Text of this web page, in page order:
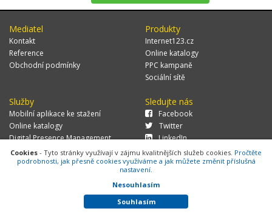
Mediatel
Kontakt
Reference
Obchodní podmínky
Produkty
Internet123.cz
Online katalogy
PPC kampaně
Sociální sítě
Služby
Mobilní aplikace ke stažení
Online katalogy
Digital Presence Management
Více zákazníků
Sledujte nás
Facebook
Twitter
LinkedIn
© 2026 MEDIATEL CZ, s.r.o.,Za Potokem 46/4, 106 00 Praha 10, tel.:
+420 771 270 421, verze 1.29.0.143,
Cookies
Cookies - Tyto stránky využívají v zájmu kvalitnějších služeb cookies. Pročtěte
podrobnosti, jak přesně cookies využíváme a jak můžete změnit příslušná
nastavení.
Nesouhlasím
Souhlasím